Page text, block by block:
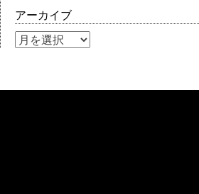
アーカイブ
ア
イ